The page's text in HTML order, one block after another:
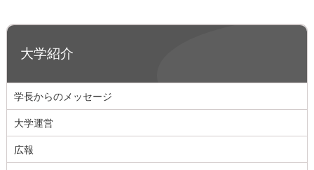
大学紹介
学長からのメッセージ
大学運営
広報